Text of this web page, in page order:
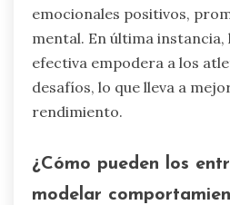
emocionales positivos,
mental. En última
efectiva empodera a los
desafíos, lo que lleva a
rendimiento.
¿Cómo pueden los
modelar